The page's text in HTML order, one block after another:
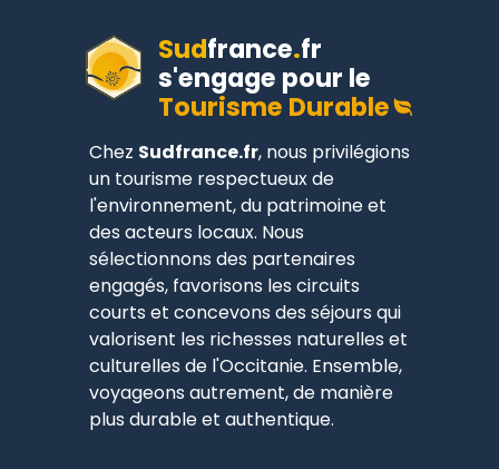
Sudfrance.fr
s'engage pour le
Tourisme Durable
Chez Sudfrance.fr, nous privilégions
un tourisme respectueux de
l'environnement, du patrimoine et
des acteurs locaux. Nous
sélectionnons des partenaires
engagés, favorisons les circuits
courts et concevons des séjours qui
valorisent les richesses naturelles et
culturelles de l'Occitanie. Ensemble,
voyageons autrement, de manière
plus durable et authentique.